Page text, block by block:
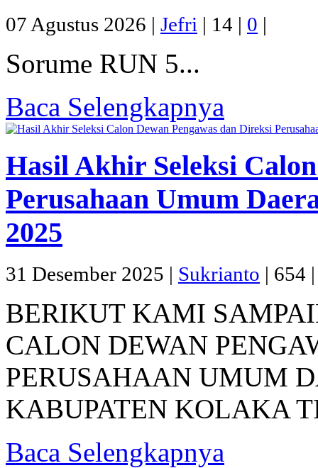
07 Agustus 2026 | Jefri | 14 | 0 |
Sorume RUN 5...
Baca Selengkapnya
Hasil Akhir Seleksi
Perusahaan Umum
2025
31 Desember 2025 | Sukrianto | 654
BERIKUT KAMI
CALON DEWAN
PERUSAHAAN UMUM
KABUPATEN KOLAKA
Baca Selengkapnya